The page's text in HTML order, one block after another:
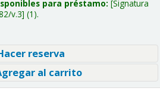
para préstamo: Signatura
v.3 (1).
reserva
al carrito